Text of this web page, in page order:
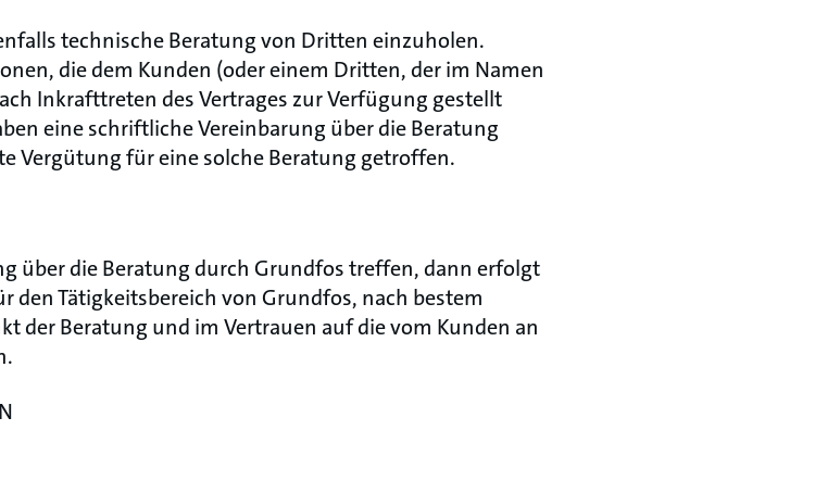
technische Beratung von Dritten einzuholen.
die dem Kunden (oder einem Dritten, der im Namen
Inkrafttreten des Vertrages zur Verfügung gestellt
eine schriftliche Vereinbarung über die Beratung
Vergütung für eine solche Beratung getroffen.
über die Beratung durch Grundfos treffen, dann erfolgt
den Tätigkeitsbereich von Grundfos, nach bestem
der Beratung und im Vertrauen auf die vom Kunden an